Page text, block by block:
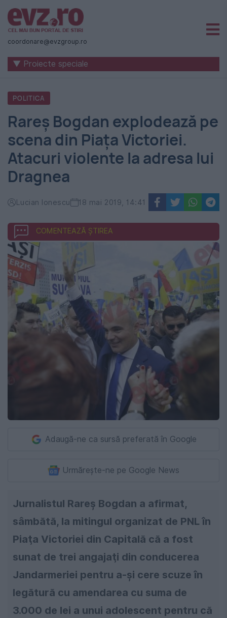
Știri
naționale
internaționale
România
-
Evenimentul
Zilei
coordonare@evzgroup.ro
▼ Proiecte speciale
POLITICA
Rareş Bogdan explodează pe
scena din Piaţa Victoriei.
Atacuri violente la adresa lui
Dragnea
Lucian Ionescu 18 mai 2019, 14:41
COMENTEAZĂ ȘTIREA
Adaugă-ne ca sursă preferată în Google
Urmărește-ne pe Google News
Jurnalistul Rareş Bogdan a afirmat,
sâmbătă, la mitingul organizat de PNL în
Piaţa Victoriei din Capitală că a fost
sunat de trei angajaţi din conducerea
Jandarmeriei pentru a-şi cere scuze în
legătură cu amendarea cu suma de
3.000 de lei a unui adolescent pentru că